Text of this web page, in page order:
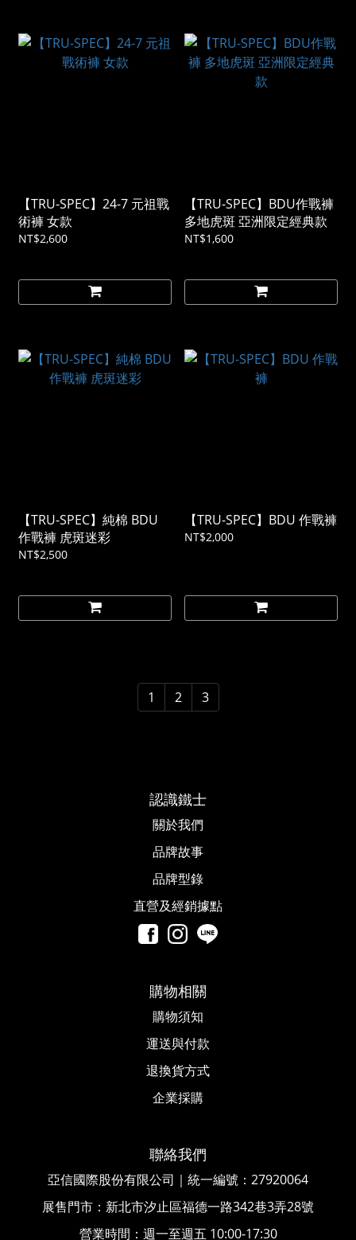
【TRU-SPEC】24-7 元祖戰
術褲 女款
NT$2,600
【TRU-SPEC】BDU作戰褲
多地虎斑 亞洲限定經典款
NT$1,600
【TRU-SPEC】純棉 BDU
作戰褲 虎斑迷彩
NT$2,500
【TRU-SPEC】BDU 作戰褲
NT$2,000
1 2 3
認識鐵士
關於我們
品牌故事​
品牌型錄
直營及經銷據點
購物相關
購物須知
運送與付款
退換貨方式
企業採購
聯絡我們
亞信國際股份有限公司｜統一編號 ： 27920064
展售門市：新北市汐止區福德一路342巷3弄28號
營業時間：週一至週五 10:00-17:30